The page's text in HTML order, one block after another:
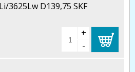
3625Lw D139,75 SKF
+
-